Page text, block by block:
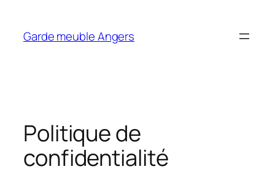
Garde meuble Angers
Politique de
confidentialité